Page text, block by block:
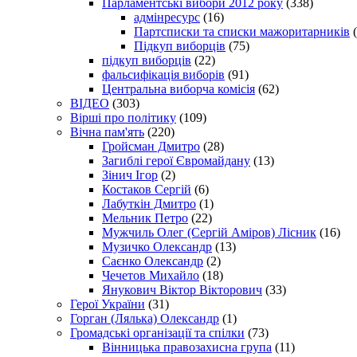
адмінресурс (16)
Партсписки та списки мажоритарників
Підкуп виборців (75)
підкуп виборців (22)
фальсифікація виборів (91)
Центральна виборча комісія (62)
ВІДЕО (303)
Вірші про політику (109)
Вічна пам'ять (220)
Гройсман Дмитро (28)
Загиблі герої Євромайдану (13)
Зінич Ігор (2)
Костаков Сергій (6)
Лабуткін Дмитро (1)
Мельник Петро (22)
Мужчиль Олег (Сергій Аміров) Лісник (16)
Музичко Олександр (13)
Саєнко Олександр (2)
Чечетов Михайло (18)
Янукович Віктор Вікторович (33)
Герої України (31)
Горган (Лялька) Олександр (1)
Громадські організації та спілки (73)
Вінницька правозахисна група (11)